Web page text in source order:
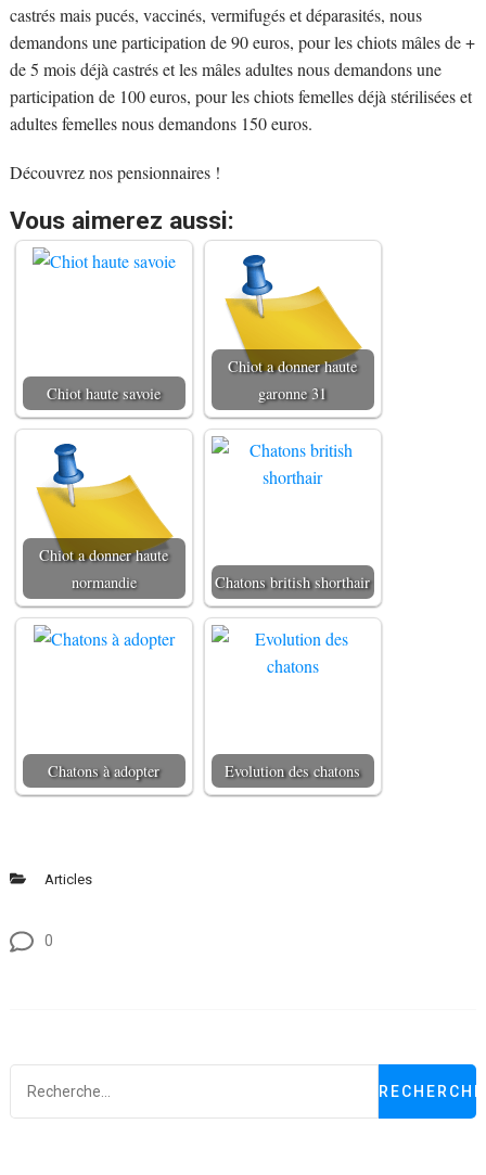
castrés mais pucés, vaccinés, vermifugés et déparasités, nous
demandons une participation de 90 euros, pour les chiots mâles de +
de 5 mois déjà castrés et les mâles adultes nous demandons une
participation de 100 euros, pour les chiots femelles déjà stérilisées et
adultes femelles nous demandons 150 euros.
Découvrez nos pensionnaires !
Vous aimerez aussi:
Chiot haute savoie
Chiot a donner haute
garonne 31
Chiot a donner haute
normandie
Chatons british shorthair
Chatons à adopter Evolution des chatons
Articles
0